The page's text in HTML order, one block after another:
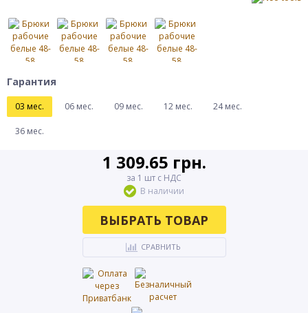
Гарантия
03 мес. 06 мес. 09 мес. 12 мес. 24 мес.
36 мес.
1 309.65 грн.
за 1 шт с НДС
В наличии
ВЫБРАТЬ ТОВАР
СРАВНИТЬ